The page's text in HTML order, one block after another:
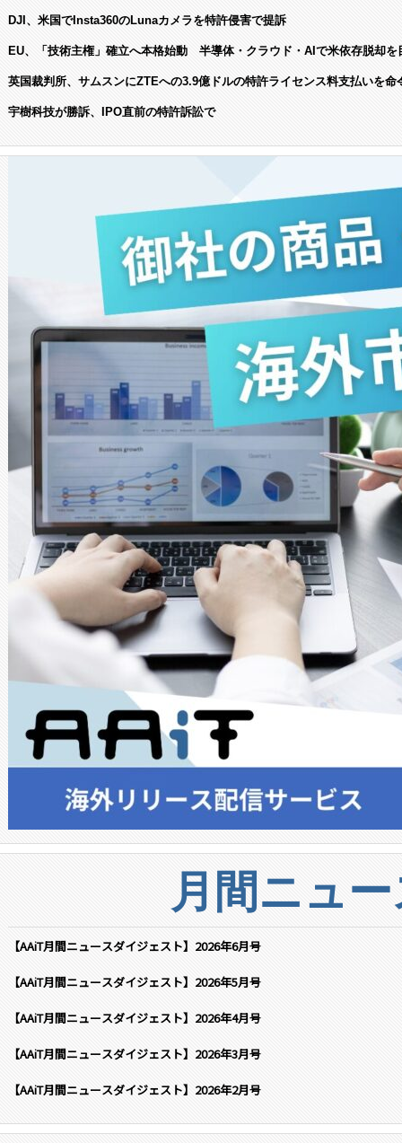
DJI、米国でInsta360のLunaカメラを特許侵害で提訴
EU、「技術主権」確立へ本格始動 半導体・クラウド・AIで米依存脱却を
英国裁判所、サムスンにZTEへの3.9億ドルの特許ライセンス料支払いを命
宇樹科技が勝訴、IPO直前の特許訴訟で
月間ニュ
【AAiT月間ニュースダイジェスト】2026年6月号
【AAiT月間ニュースダイジェスト】2026年5月号
【AAiT月間ニュースダイジェスト】2026年4月号
【AAiT月間ニュースダイジェスト】2026年3月号
【AAiT月間ニュースダイジェスト】2026年2月号